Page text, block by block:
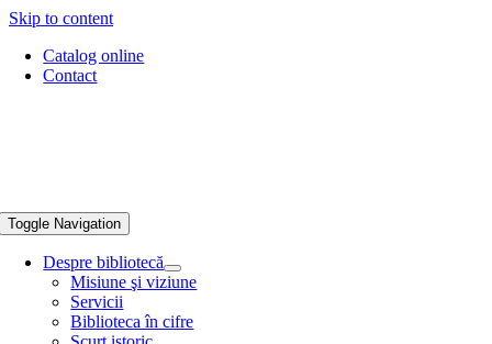
Skip to content
Catalog online
Contact
Toggle Navigation
Despre bibliotecă
Misiune şi viziune
Servicii
Biblioteca în cifre